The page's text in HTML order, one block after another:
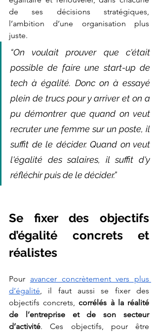
de ses décisions stratégiques,
l’ambition d’une organisation plus
juste.
“On voulait prouver que c'était
possible de faire une start-up de
tech à égalité. Donc on à essayé
plein de trucs pour y arriver et on a
pu démontrer que quand on veut
recruter une femme sur un poste, il
suffit de le décider. Quand on veut
l'égalité des salaires, il suffit d'y
réfléchir puis de le décider.”
Se fixer des objectifs
d’égalité concrets et
réalistes
Pour avancer concrètement vers plus
d’égalité, il faut aussi se fixer des
objectifs concrets, corrélés à la réalité
de l’entreprise et de son secteur
d’activité. Ces objectifs, pour être